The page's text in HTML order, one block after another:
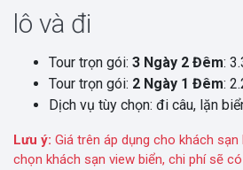
lô và đi
Tour trọn gói: 3 Ngày 2 Đêm:
Tour trọn gói: 2 Ngày 1 Đêm:
Dịch vụ tùy chọn: đi câu, lặn
Lưu ý: Giá trên áp dụng cho khách
chọn khách sạn view biển, chi phí sẽ